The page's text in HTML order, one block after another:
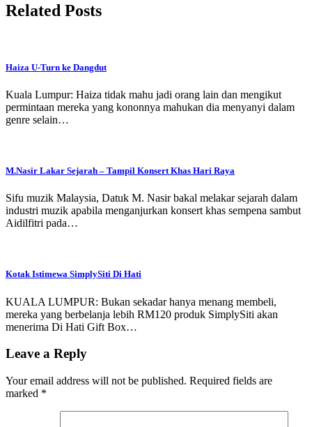
Related Posts
Haiza U-Turn ke Dangdut
Kuala Lumpur: Haiza tidak mahu jadi orang lain dan mengikut
permintaan mereka yang kononnya mahukan dia menyanyi dalam
genre selain…
M.Nasir Lakar Sejarah – Tampil Konsert Khas Hari Raya
Sifu muzik Malaysia, Datuk M. Nasir bakal melakar sejarah dalam
industri muzik apabila menganjurkan konsert khas sempena sambut
Aidilfitri pada…
Kotak Istimewa SimplySiti Di Hati
KUALA LUMPUR: Bukan sekadar hanya menang membeli,
mereka yang berbelanja lebih RM120 produk SimplySiti akan
menerima Di Hati Gift Box…
Leave a Reply
Your email address will not be published. Required fields are
marked *